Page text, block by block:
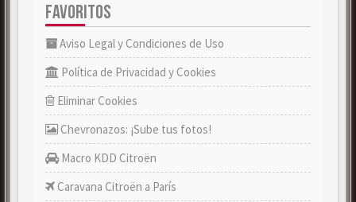
FAVORITOS
Aviso Legal y Condiciones de Uso
Política de Privacidad y Cookies
Eliminar Cookies
Chevronazos: ¡Sube tus fotos!
Macro KDD Citroën
Caravana Citroën a París